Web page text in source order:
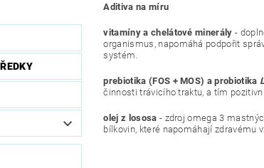
Aditiva na míru
vitamíny a chelátové minerály -
organismus, napomáhá podpořit
systém.
prebiotika (FOS + MOS) a probiotika
činnosti trávicího traktu, a tím
olej z lososa - zdroj omega 3
bílkovin, které napomáhají zdravému